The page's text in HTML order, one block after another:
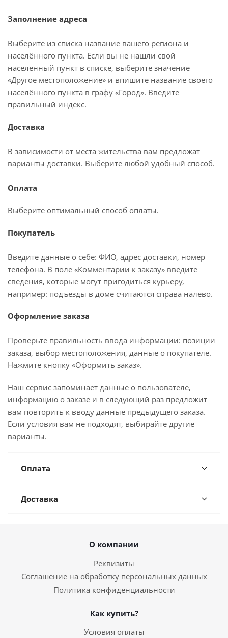
Заполнение адреса
Выберите из списка название вашего региона и
населённого пункта. Если вы не нашли свой
населённый пункт в списке, выберите значение
«Другое местоположение» и впишите название своего
населённого пункта в графу «Город». Введите
правильный индекс.
Доставка
В зависимости от места жительства вам предложат
варианты доставки. Выберите любой удобный способ.
Оплата
Выберите оптимальный способ оплаты.
Покупатель
Введите данные о себе: ФИО, адрес доставки, номер
телефона. В поле «Комментарии к заказу» введите
сведения, которые могут пригодиться курьеру,
например: подъезды в доме считаются справа налево.
Оформление заказа
Проверьте правильность ввода информации: позиции
заказа, выбор местоположения, данные о покупателе.
Нажмите кнопку «Оформить заказ».
Наш сервис запоминает данные о пользователе,
информацию о заказе и в следующий раз предложит
вам повторить к вводу данные предыдущего заказа.
Если условия вам не подходят, выбирайте другие
варианты.
Оплата
Доставка
О компании
Реквизиты
Соглашение на обработку персональных данных
Политика конфиденциальности
Как купить?
Условия оплаты